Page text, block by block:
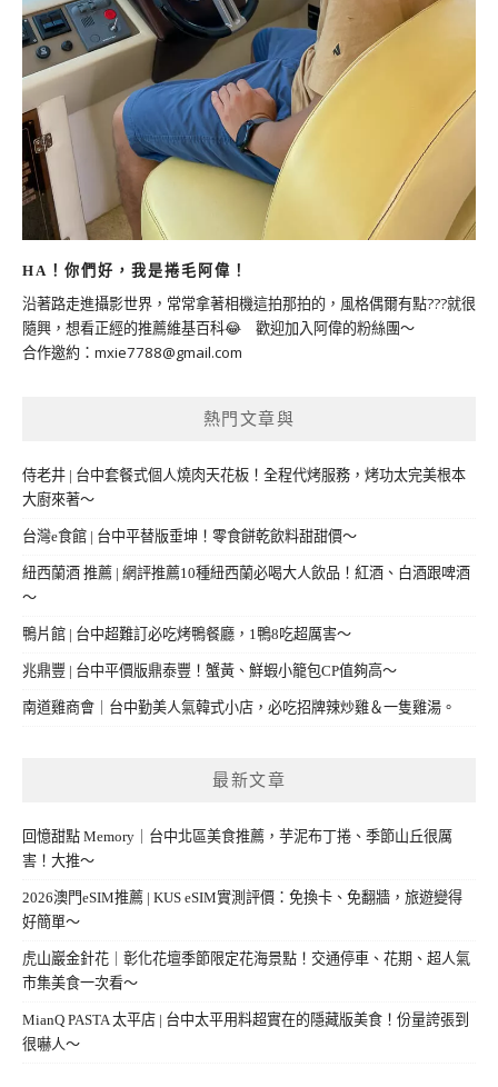
HA！你們好，我是捲毛阿偉！
沿著路走進攝影世界，常常拿著相機這拍那拍的，風格偶爾有點???就很
隨興，想看正經的推薦維基百科😂 歡迎加入阿偉的粉絲團～
合作邀約： mxie7788@gmail.com
熱門文章與
侍老井 | 台中套餐式個人燒肉天花板！全程代烤服務，烤功太完美根本
大廚來著～
台灣e食館 | 台中平替版垂坤！零食餅乾飲料甜甜價～
紐西蘭酒 推薦 | 網評推薦10種紐西蘭必喝大人飲品！紅酒、白酒跟啤酒
～
鴨片館 | 台中超難訂必吃烤鴨餐廳，1鴨8吃超厲害～
兆鼎豐 | 台中平價版鼎泰豐！蟹黃、鮮蝦小籠包CP值夠高～
南道雞商會｜台中勤美人氣韓式小店，必吃招牌辣炒雞＆一隻雞湯。
最新文章
回憶甜點 Memory｜台中北區美食推薦，芋泥布丁捲、季節山丘很厲
害！大推～
2026澳門eSIM推薦 | KUS eSIM實測評價：免換卡、免翻牆，旅遊變得
好簡單～
虎山巖金針花｜彰化花壇季節限定花海景點！交通停車、花期、超人氣
市集美食一次看～
MianQ PASTA 太平店 | 台中太平用料超實在的隱藏版美食！份量誇張到
很嚇人～